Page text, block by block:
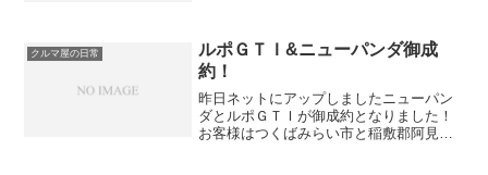
なんて思いながら一日...
クルマ屋の日常
ルポＧＴＩ&ニューパンダ御成
約！
昨日ネットにアップしましたニューパン
ダとルポＧＴＩが御成約となりました！
お客様はつくばみらい市と稲敷郡阿見町